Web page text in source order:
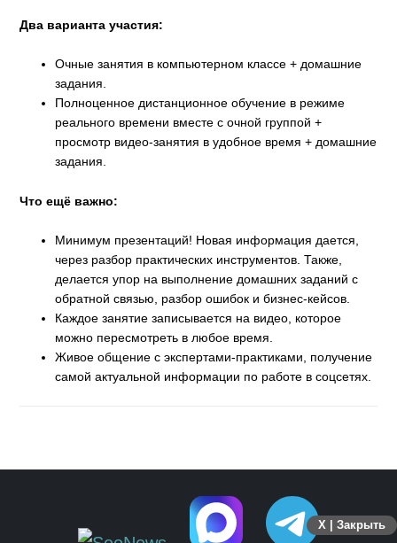
Два варианта участия:
Очные занятия в компьютерном классе + домашние
задания.
Полноценное дистанционное обучение в режиме
реального времени вместе с очной группой +
просмотр видео-занятия в удобное время + домашние
задания.
Что ещё важно:
Минимум презентаций! Новая информация дается,
через разбор практических инструментов. Также,
делается упор на выполнение домашних заданий с
обратной связью, разбор ошибок и бизнес-кейсов.
Каждое занятие записывается на видео, которое
можно пересмотреть в любое время.
Живое общение с экспертами-практиками, получение
самой актуальной информации по работе в соцсетях.
X | Закрыть